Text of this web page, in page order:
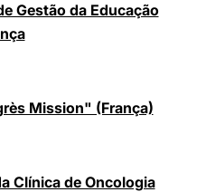
Gestão da Educação
Mission" (França)
Clínica de Oncologia